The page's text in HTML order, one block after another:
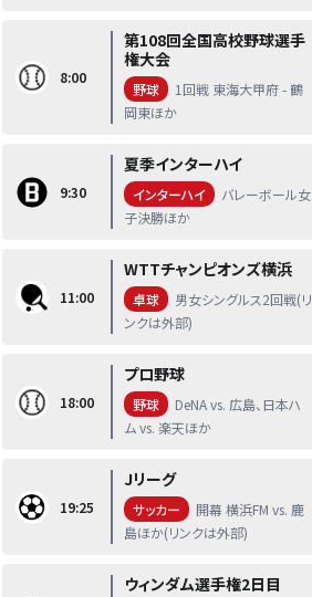
8:00
第108回全国高校野球選手
権大会
野球
1回戦 東海大甲府 - 鶴
岡東ほか
9:30
夏季インターハイ
インターハイ
バレーボール女
子決勝ほか
11:00
WTTチャンピオンズ横浜
卓球
男女シングルス2回戦(リ
ンクは外部)
18:00
プロ野球
野球
DeNA vs. 広島、日本ハ
ム vs. 楽天ほか
19:25
Jリーグ
サッカー
開幕 横浜FM vs. 鹿
島ほか(リンクは外部)
ウィンダム選手権2日目